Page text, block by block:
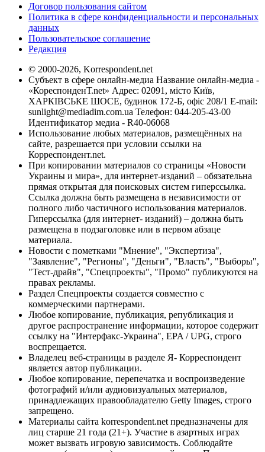
Договор пользования сайтом
Политика в сфере конфиденциальности и персональных
данных
Пользовательское соглашение
Редакция
© 2000-2026, Korrespondent.net
Субъект в сфере онлайн-медиа Название онлайн-медиа -
«КореспонденТ.net» Адрес: 02091, місто Київ,
ХАРКІВСЬКЕ ШОСЕ, будинок 172-Б, офіс 208/1 E-mail:
sunlight@mediadim.com.ua Телефон: 044-205-43-00
Идентификатор медиа - R40-06068
Использование любых материалов, размещённых на
сайте, разрешается при условии ссылки на
Корреспондент.net.
При копировании материалов со страницы «Новости
Украины и мира», для интернет-изданий – обязательна
прямая открытая для поисковых систем гиперссылка.
Ссылка должна быть размещена в независимости от
полного либо частичного использования материалов.
Гиперссылка (для интернет- изданий) – должна быть
размещена в подзаголовке или в первом абзаце
материала.
Новости с пометками "Мнение", "Экспертиза",
"Заявление", "Регионы", "Деньги", "Власть", "Выборы",
"Тест-драйв", "Спецпроекты", "Промо" публикуются на
правах рекламы.
Раздел Спецпроекты создается совместно с
коммерческими партнерами.
Любое копирование, публикация, републикация и
другое распространение информации, которое содержит
ссылку на "Интерфакс-Украина", EPA / UPG, строго
воспрещается.
Владелец веб-страницы в разделе Я- Корреспондент
является автор публикации.
Любое копирование, перепечатка и воспроизведение
фотографий и/или аудиовизуальных материалов,
принадлежащих правообладателю Getty Images, строго
запрещено.
Материалы сайта korrespondent.net предназначены для
лиц старше 21 года (21+). Участие в азартных играх
может вызвать игровую зависимость. Соблюдайте